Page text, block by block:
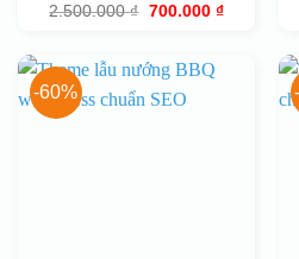
2.500.000₫ Giá
700.000 ₫Giá
700.000
-60%